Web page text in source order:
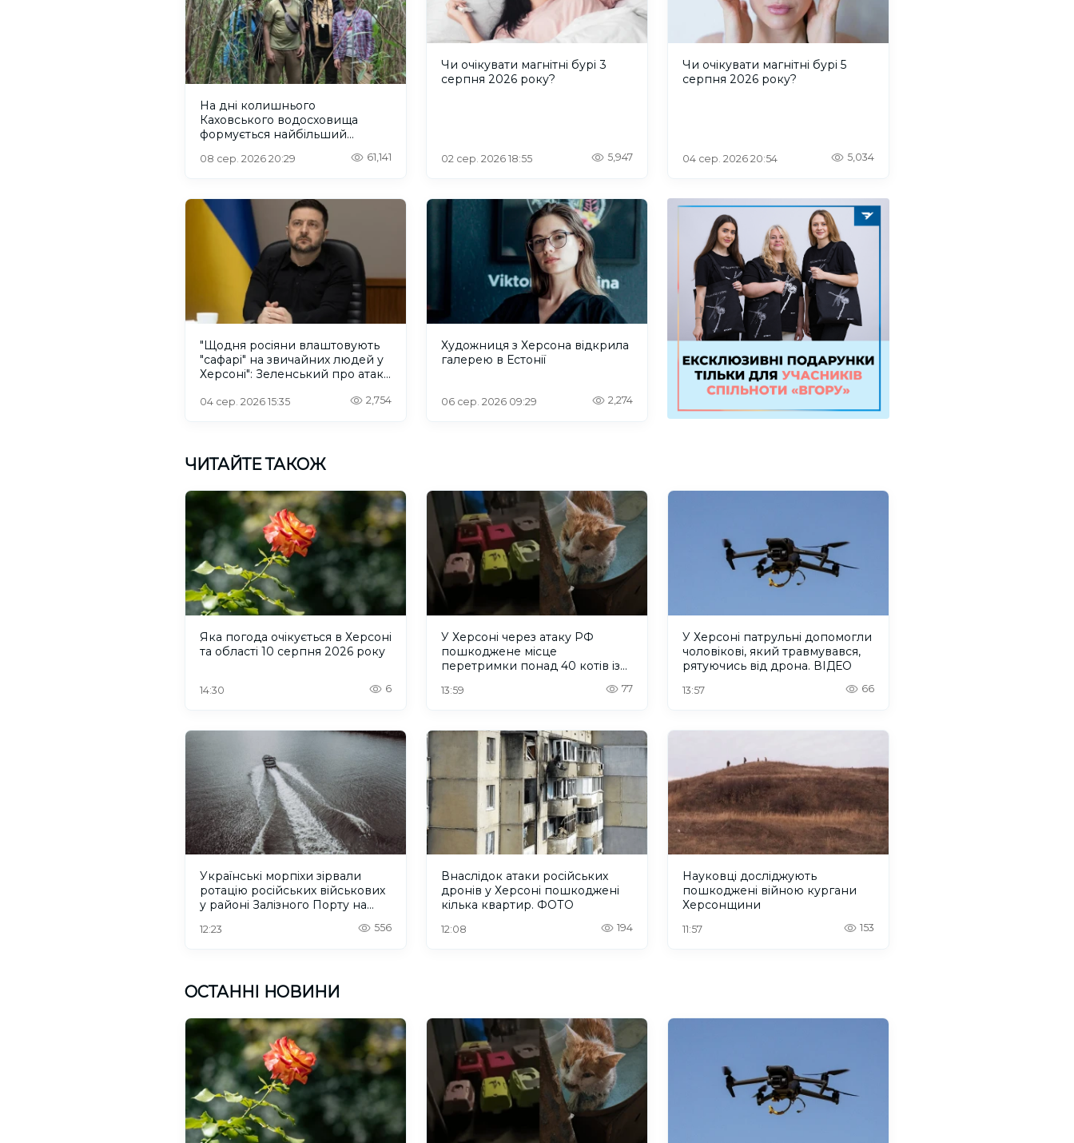
На дні колишнього
Каховського водосховища
формується найбільший
08 сер. 2026 20:29 61,141
Чи очікувати магнітні бурі 3
серпня 2026 року?
02 сер. 2026 18:55 5,947
Чи очікувати магнітні бурі 5
серпня 2026 року?
04 сер. 2026 20:54 5,034
"Щодня росіяни влаштовують
"сафарі" на звичайних людей у
Херсоні": Зеленський про атаку
04 сер. 2026 15:35 2,754
Художниця з Херсона відкрила
галерею в Естонії
06 сер. 2026 09:29 2,274
ЧИТАЙТЕ ТАКОЖ
Яка погода очікується в Херсоні
та області 10 серпня 2026 року
14:30 6
У Херсоні через атаку РФ
пошкоджене місце
перетримки понад 40 котів із
13:59 77
У Херсоні патрульні допомогли
чоловікові, який травмувався,
рятуючись від дрона. ВІДЕО
13:57 66
Українські морпіхи зірвали
ротацію російських військових
у районі Залізного Порту на
12:23 556
Внаслідок атаки російських
дронів у Херсоні пошкоджені
кілька квартир. ФОТО
12:08 194
Науковці досліджують
пошкоджені війною кургани
Херсонщини
11:57 153
ОСТАННІ НОВИНИ